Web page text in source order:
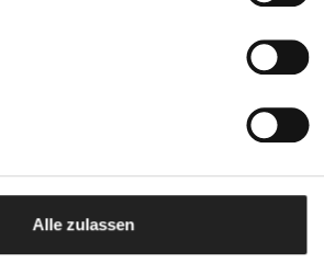
Alle zulassen